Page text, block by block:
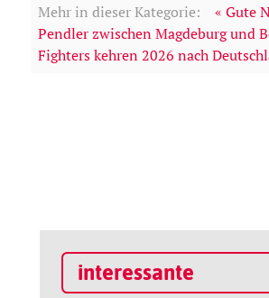
Mehr in dieser Kategorie:
« Gute
Pendler zwischen Magdeburg und
Fighters kehren 2026 nach
interessante